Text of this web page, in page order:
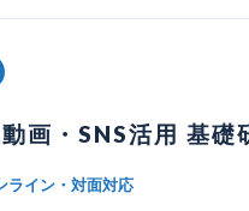
画・SNS活用 基礎
ライン・対面対応